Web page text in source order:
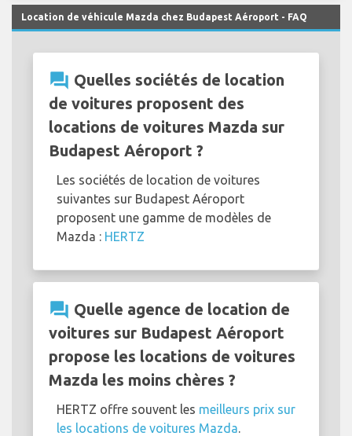
Location de véhicule Mazda chez Budapest Aéroport - FAQ
question_answer Quelles sociétés de location
de voitures proposent des
locations de voitures Mazda sur
Budapest Aéroport ?
Les sociétés de location de voitures
suivantes sur Budapest Aéroport
proposent une gamme de modèles de
Mazda : HERTZ
question_answer Quelle agence de location de
voitures sur Budapest Aéroport
propose les locations de voitures
Mazda les moins chères ?
HERTZ offre souvent les meilleurs prix sur
les locations de voitures Mazda